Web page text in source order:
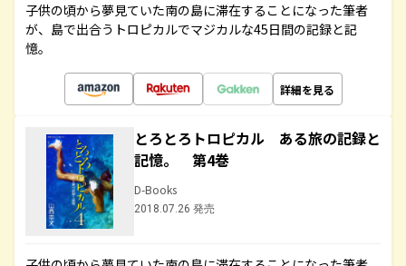
子供の頃から夢見ていた南の島に滞在することになった筆者
が、島で出合うトロピカルでマジカルな45日間の記録と記
憶。
詳細を見る
とろとろトロピカル ある旅の記録と
記憶。 第4巻
D-Books
2018.07.26 発売